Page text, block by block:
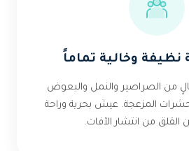
وخالية تماماً
من الصراصير والنمل والبعوض
المزعجة. عيش بحرية وراحة
القلق من انتشار الآفات.